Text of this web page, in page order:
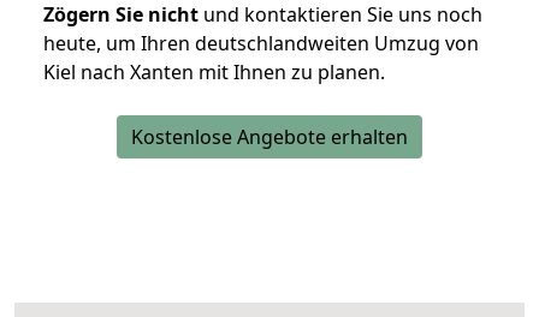
Zögern Sie nicht und kontaktieren Sie uns noch
heute, um Ihren deutschlandweiten Umzug von
Kiel nach Xanten mit Ihnen zu planen.
Kostenlose Angebote erhalten